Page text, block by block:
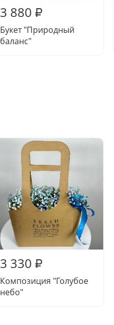
3 880 ₽
Букет "Природный
баланс"
3 330 ₽
Композиция "Голубое
небо"